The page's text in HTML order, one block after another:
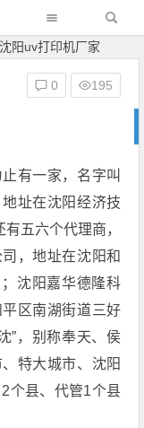
沈阳uv打印机厂家
0 195
有一家，名字叫
址在沈阳经济技
五六个代理商，
，地址在沈阳和
沈阳嘉华德隆科
区南湖街道三好
”，别称奉天、侯
特大城市、沈阳
个县、代管1个县